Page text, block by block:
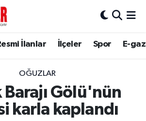
İlanlar İlçeler Spor E-
OĞUZLAR
Gölü'nün
karla kaplandı
Vakitleri